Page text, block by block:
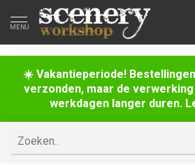
☀️ Vakantieperiode!
verzonden, maar de
werkdagen langer duren.
MENU